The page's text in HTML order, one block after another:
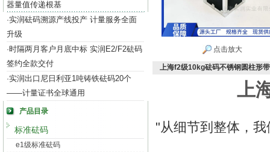
器量值传递根基
·实润砝码溯源产线投产 计量服务全面
升级
·时隔两月客户月底中标 实润E2/F2砝码
签约全款交付
·实润出口尼日利亚1吨铸铁砝码20个
——计量证书全球通用
产品目录
标准砝码
e1级标准砝码
点击放大
上海f2级10kg砝码不锈钢圆柱形
上
"从细节到整体，